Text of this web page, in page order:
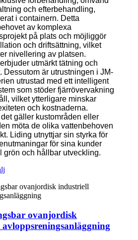
och efterbehandling,
i containern. Detta
av komplexa
på plats och möjliggör
och driftsättning, vilket
nivellering av platsen.
utmärkt tätning och
Dessutom är utrustningen i JM-
utrustad med ett intelligent
som stöder fjärrövervakning
vilket ytterligare minskar
och kostnaderna.
gäller kustområden eller
möta de olika vattenbehoven
Liding utnyttjar sin styrka för
för sina kunder
grön och hållbar utveckling.
ovanjordisk